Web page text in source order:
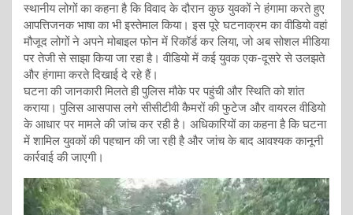
स्थानीय लोगों का कहना है कि विवाद के दौरान कुछ युवकों ने हंगामा करते हुए
आपत्तिजनक भाषा का भी इस्तेमाल किया। इस पूरे घटनाक्रम का वीडियो वहां
मौजूद लोगों ने अपने मोबाइल फोन में रिकॉर्ड कर लिया, जो अब सोशल मीडिया
पर तेजी से साझा किया जा रहा है। वीडियो में कई युवक एक-दूसरे से उलझते
और हंगामा करते दिखाई दे रहे हैं।
घटना की जानकारी मिलते ही पुलिस मौके पर पहुंची और स्थिति को शांत
कराया। पुलिस आसपास लगे सीसीटीवी कैमरों की फुटेज और वायरल वीडियो
के आधार पर मामले की जांच कर रही है। अधिकारियों का कहना है कि घटना
में शामिल युवकों की पहचान की जा रही है और जांच के बाद आवश्यक कानूनी
कार्रवाई की जाएगी।